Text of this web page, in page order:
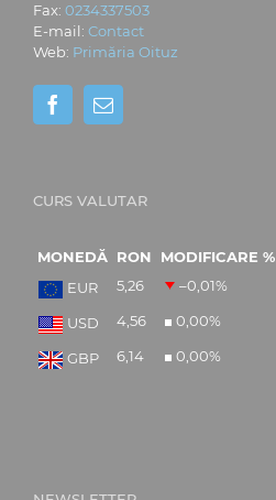
Fax: 0234337503
E-mail: Contact
Web: Primăria Oituz
CURS VALUTAR
MONEDĂ RON
MODIFICARE %
EUR
5,26 –0,01%
USD 4,56 0,00%
GBP 6,14 0,00%